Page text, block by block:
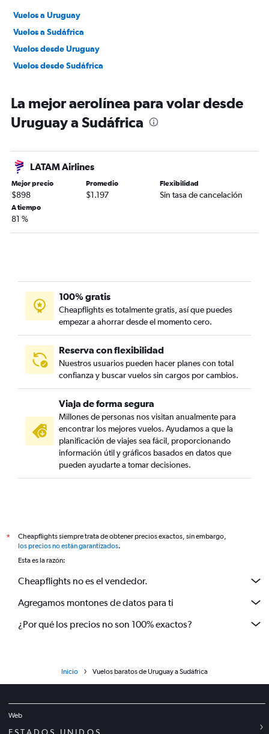
Vuelos a Uruguay
Vuelos a Sudáfrica
Vuelos desde Uruguay
Vuelos desde Sudáfrica
La mejor aerolínea para volar desde
Uruguay a Sudáfrica
LATAM Airlines
Mejor precio
$898
Promedio
$1.197
Flexibilidad
Sin tasa de cancelación
A tiempo
81 %
100% gratis
Cheapflights es totalmente gratis, así que puedes
empezar a ahorrar desde el momento cero.
Reserva con flexibilidad
Nuestros usuarios pueden hacer planes con total
confianza y buscar vuelos sin cargos por cambios.
Viaja de forma segura
Millones de personas nos visitan anualmente para
encontrar los mejores vuelos. Ayudamos a que la
planificación de viajes sea fácil, proporcionando
información útil y gráficos basados en datos que
pueden ayudarte a tomar decisiones.
*
Cheapflights siempre trata de obtener precios exactos, sin embargo,
los precios no están garantizados.
Esta es la razón:
Cheapflights no es el vendedor.
Agregamos montones de datos para ti
¿Por qué los precios no son 100% exactos?
Inicio Vuelos baratos de Uruguay a Sudáfrica
Web